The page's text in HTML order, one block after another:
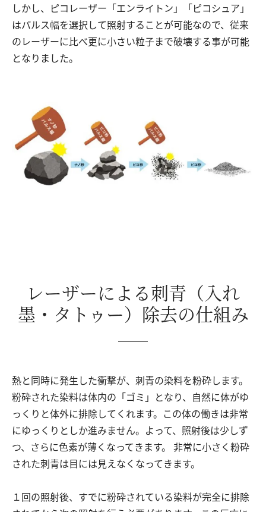
しかし、ピコレーザー「エンライトン」「ピコシュア」
はパルス幅を選択して照射することが可能なので、従来
のレーザーに比べ更に小さい粒子まで破壊する事が可能
となりました。
レーザーによる刺青（入れ
墨・タトゥー）除去の仕組み
熱と同時に発生した衝撃が、刺青の染料を粉砕します。
粉砕された染料は体内の「ゴミ」となり、自然に体がゆ
っくりと体外に排除してくれます。この体の働きは非常
にゆっくりとしか進みません。よって、照射後は少しず
つ、さらに色素が薄くなってきます。 非常に小さく粉砕
された刺青は目には見えなくなってきます。
１回の照射後、すでに粉砕されている染料が完全に排除